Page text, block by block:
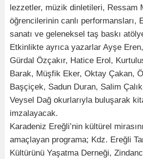
lezzetler, müzik dinletileri, Ressam
öğrencilerinin canlı performansları,
sanatı ve geleneksel taş baskı
Etkinlikte ayrıca yazarlar Ayşe
Gürdal Özçakır, Hatice Erol,
Barak, Müşfik Eker, Oktay Çakan,
Başçiçek, Sadun Duran, Salim
Veysel Dağ okurlarıyla buluşarak
imzalayacak.
Karadeniz Ereğli’nin kültürel
amaçlayan programa; Kdz. Ereğli
Kültürünü Yaşatma Derneği,